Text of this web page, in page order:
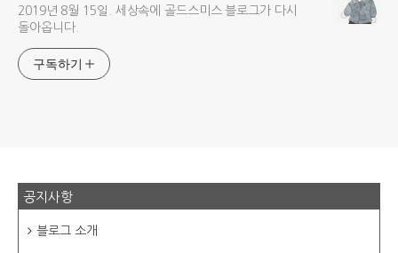
2019년 8월 15일. 세상속에 골드스미스 블로그가 다시
돌아옵니다.
구독하기
공지사항
블로그 소개